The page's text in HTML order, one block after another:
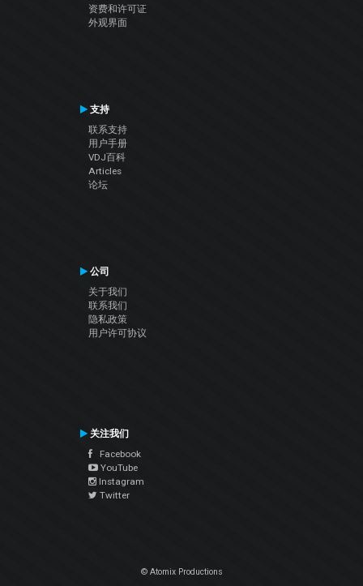
资费和许可证
外观界面
支持
联系支持
用户手册
VDJ百科
Articles
论坛
公司
关于我们
联系我们
隐私政策
用户许可协议
关注我们
Facebook
YouTube
Instagram
Twitter
© Atomix Productions